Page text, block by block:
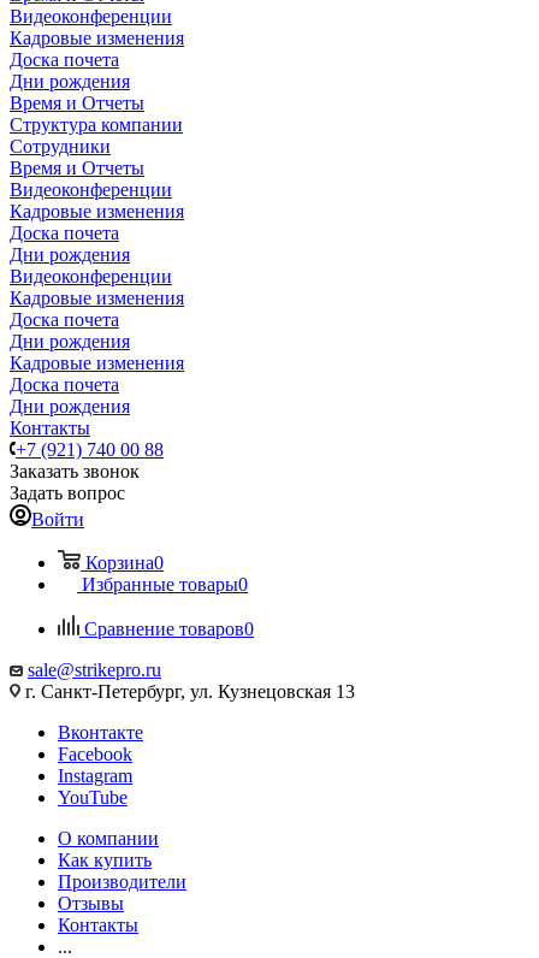
Видеоконференции
Кадровые изменения
Доска почета
Дни рождения
Время и Отчеты
Структура компании
Сотрудники
Время и Отчеты
Видеоконференции
Кадровые изменения
Доска почета
Дни рождения
Видеоконференции
Кадровые изменения
Доска почета
Дни рождения
Кадровые изменения
Доска почета
Дни рождения
Контакты
+7 (921) 740 00 88
Заказать звонок
Задать вопрос
Войти
Корзина0
Избранные товары0
Сравнение товаров0
sale@strikepro.ru
г. Санкт-Петербург, ул. Кузнецовская 13
Вконтакте
Facebook
Instagram
YouTube
О компании
Как купить
Производители
Отзывы
Контакты
...